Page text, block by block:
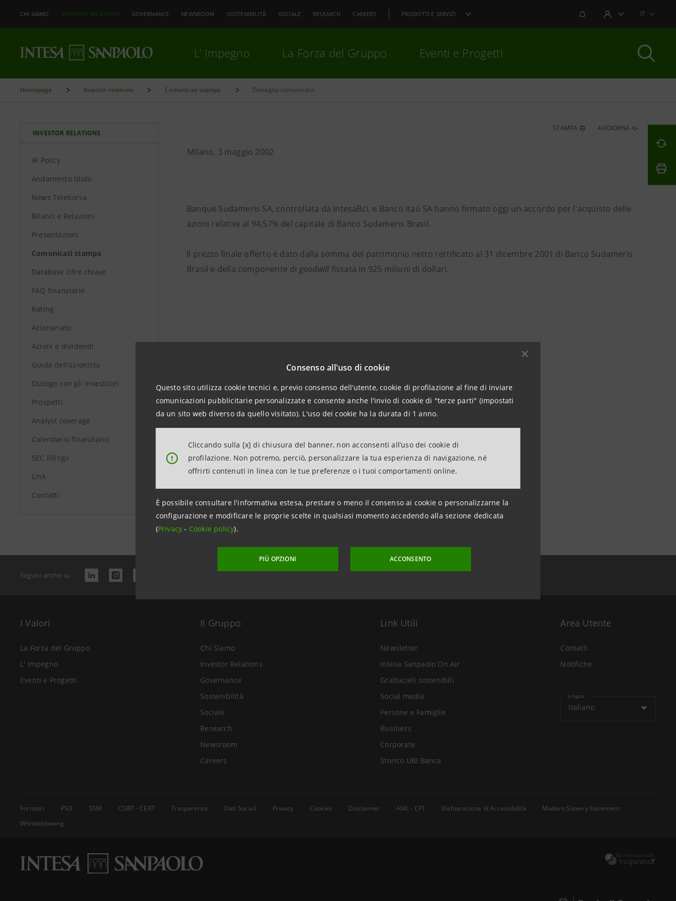
Consenso all'uso di cookie
Questo sito utilizza cookie tecnici e, previo consenso dell’utente, cookie di profilazione al fine di inviare
comunicazioni pubblicitarie personalizzate e consente anche l'invio di cookie di "terze parti" (impostati
da un sito web diverso da quello visitato). L'uso dei cookie ha la durata di 1 anno.
!
Cliccando sulla [x] di chiusura del banner, non acconsenti all’uso dei cookie di
profilazione. Non potremo, perciò, personalizzare la tua esperienza di navigazione, né
offrirti contenuti in linea con le tue preferenze o i tuoi comportamenti online.
È possibile consultare l'informativa estesa, prestare o meno il consenso ai cookie o personalizzarne la
configurazione e modificare le proprie scelte in qualsiasi momento accedendo alla sezione dedicata
(Privacy- Cookie policy).
PIÙ OPZIONI ACCONSENTO
CHI SIAMO INVESTOR RELATIONS GOVERNANCE NEWSROOM SOSTENIBILITÀ SOCIALE RESEARCH CAREERS PRODOTTI E SERVIZI NOTIFICHEAREA UTENTEIT
L’ Impegno La Forza del Gruppo Eventi e Progetti
Homepage Investor relations Comunicati stampa Dettaglio comunicato
INVESTOR RELATIONS
IR Policy
Andamento titolo
News Teleborsa
Bilanci e Relazioni
Presentazioni
Comunicati stampa
Database cifre chiave
FAQ finanziarie
Rating
Azionariato
Azioni e dividendi
Guida dell'azionista
Dialogo con gli investitori
Prospetti
Analyst coverage
Calendario finanziario
SEC Filings
Link
Contatti
STAMPA AGGIORNA
Milano, 3 maggio 2002
Banque Sudameris SA, controllata da IntesaBci, e Banco Itaù SA hanno firmato oggi un accordo per l'acquisto delle
azioni relative al 94,57% del capitale di Banco Sudameris Brasil.
Il prezzo finale offerto è dato dalla somma del patrimonio netto rettificato al 31 dicembre 2001 di Banco Sudameris
Brasil e della componente di goodwill fissata in 925 milioni di dollari.
Data ultimo aggiornamento 3 maggio 2002 alle ore 17:27
Seguici anche su
I Valori
La Forza del Gruppo
L' Impegno
Eventi e Progetti
Il Gruppo
Chi Siamo
Investor Relations
Governance
Sostenibilità
Sociale
Research
Newsroom
Careers
Link Utili
Newsletter
Intesa Sanpaolo On Air
Grattacieli sostenibili
Social media
Persone e Famiglie
Business
Corporate
Storico UBI Banca
Area Utente
Contatti
Notifiche
Lingua
Italiano
Fornitori PSD SSM CSIRT - CERT Trasparenza Dati Sociali Privacy Cookies Disclaimer AML - CFT Dichiarazione di Accessibilità
Modern Slavery Statement
Whistleblowing